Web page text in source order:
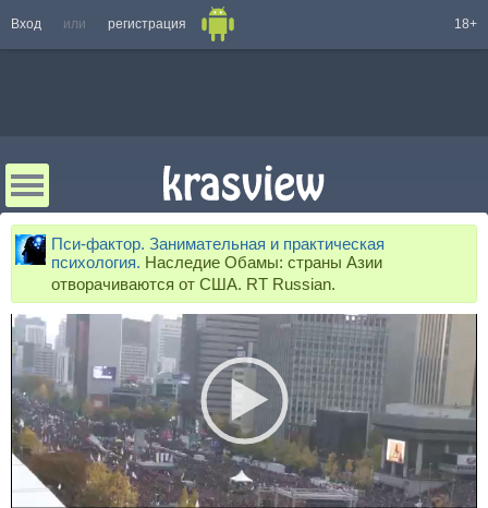
Вход или регистрация 18+
Пси-фактор. Занимательная и практическая
психология. Наследие Обамы: страны Азии
отворачиваются от США. RT Russian.